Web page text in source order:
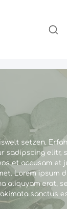
setzen.
sadipscing elitr,
et accusam et
Lorem ipsum
aliquyam erat,
sanctus